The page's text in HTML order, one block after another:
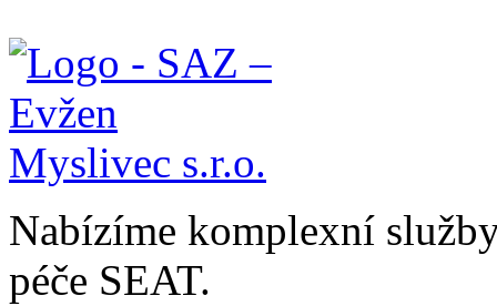
Nabízíme komplexní
péče SEAT.